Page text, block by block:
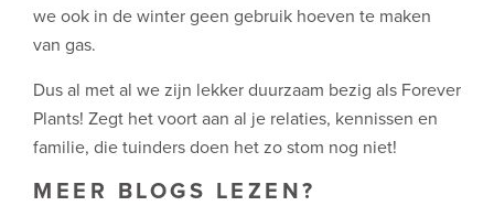
we ook in de winter geen gebruik hoeven te maken
van gas.
Dus al met al we zijn lekker duurzaam bezig als Forever
Plants! Zegt het voort aan al je relaties, kennissen en
familie, die tuinders doen het zo stom nog niet!
MEER BLOGS LEZEN?